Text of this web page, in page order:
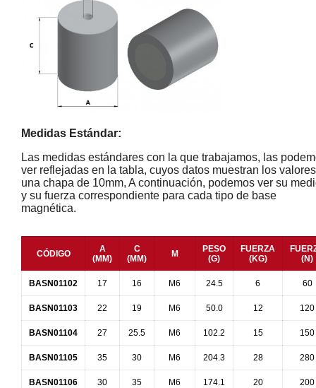
Medidas Estándar:
Las medidas estándares con la que trabajamos, las
ver reflejadas en la tabla, cuyos datos muestran los
una chapa de 10mm, A continuación, podemos ver su
y su fuerza correspondiente para cada tipo de base
magnética.
CÓDIGO
A
(MM)
C
(MM)
M
PESO
(G)
FUERZA
(KG)
(N)
BASN01102 17 16 M6 24.5 6 60
BASN01103 22 19 M6 50.0 12 120
BASN01104 27 25.5 M6 102.2 15 150
BASN01105 35 30 M6 204.3 28 280
BASN01106 30 35 M6 174.1 20 200